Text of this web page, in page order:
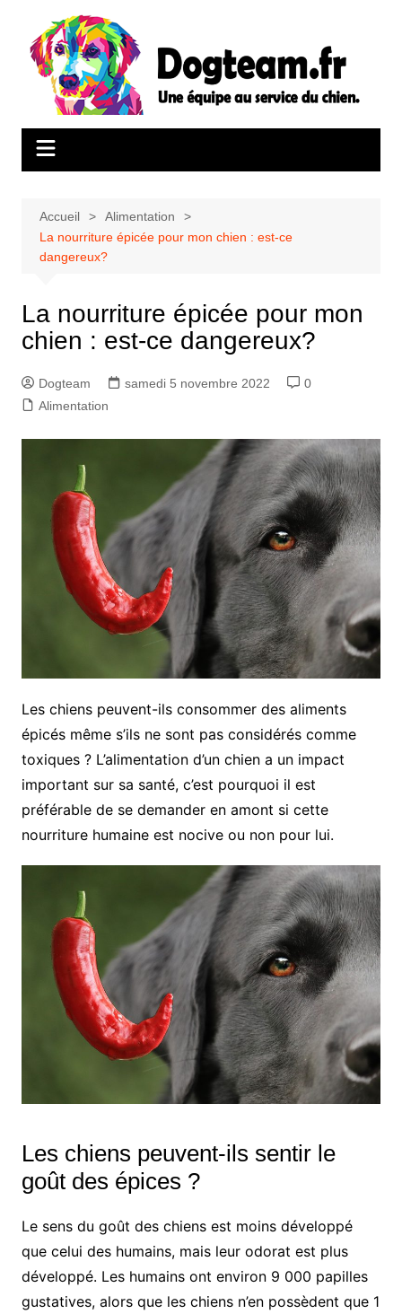
contenu
Accueil
Alimentation
La nourriture épicée pour mon chien : est-ce
dangereux?
La nourriture épicée pour mon
chien : est-ce dangereux?
Dogteam samedi 5 novembre 2022
0
Alimentation
Les chiens peuvent-ils consommer des aliments
épicés même s’ils ne sont pas considérés comme
toxiques ? L’alimentation d’un chien a un impact
important sur sa santé, c’est pourquoi il est
préférable de se demander en amont si cette
nourriture humaine est nocive ou non pour lui.
Les chiens peuvent-ils sentir le
goût des épices ?
Le sens du goût des chiens est moins développé
que celui des humains, mais leur odorat est plus
développé. Les humains ont environ 9 000 papilles
gustatives, alors que les chiens n’en possèdent que 1